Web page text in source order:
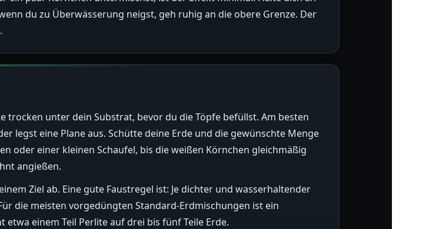
du zu Überwässerung neigst, geh ruhig an die obere Grenze. Der
trocken unter dein Substrat, bevor du die Töpfe befüllst. Am besten
legst eine Plane aus. Schütte deine Erde und die gewünschte Menge
oder einer kleinen Schaufel, bis die weißen Körnchen gleichmäßig
angießen.
Ziel ab. Eine gute Faustregel ist: Je dichter und wasserhaltender
die meisten vorgedüngten Standard-Erdmischungen ist ein
einem Teil Perlite auf drei bis fünf Teile Erde.